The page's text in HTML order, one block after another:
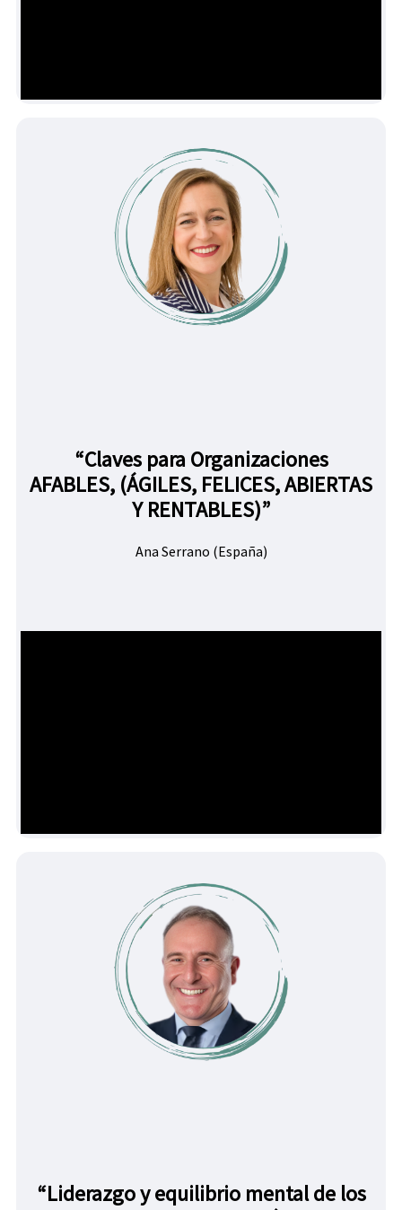
“Claves para Organizaciones
AFABLES, (ÁGILES, FELICES, ABIERTAS
Y RENTABLES)”
Ana Serrano (España)
“Liderazgo y equilibrio mental de los